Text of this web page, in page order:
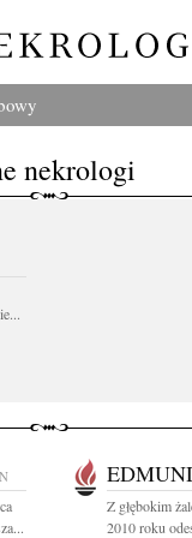
nekrologi
Z głębokim
2010 roku